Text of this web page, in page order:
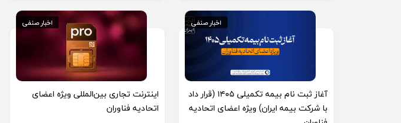
اخبار صنفی
اخبار صنفی
آغاز ثبت نام بیمه تکمیلی ۱۴۰۵ (قرار داد
با شرکت بیمه ایران) ویژه اعضای اتحادیه
اخبار صنفی
اخبار صنفی
اینترنت تجاری بین‌المللی ویژه اعضای
اتحادیه فناوران